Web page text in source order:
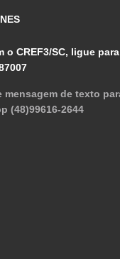
o CREF3/SC, ligue para
mensagem de texto
(48)99616-2644